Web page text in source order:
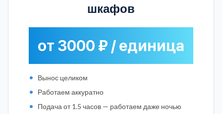
шкафов
от 3000 ₽ / единица
Вынос целиком
Работаем аккуратно
Подача от 1.5 часов — работаем даже ночью